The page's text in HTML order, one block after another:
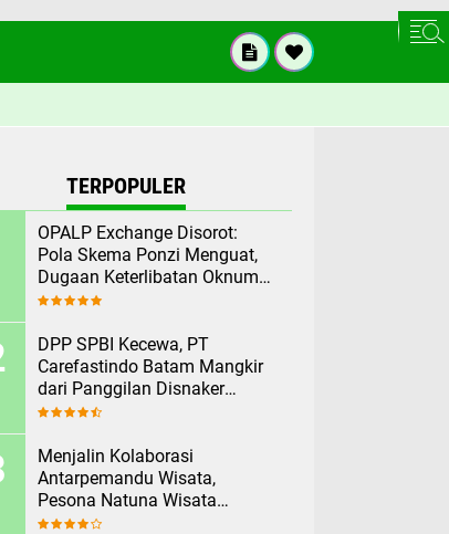
TERPOPULER
OPALP Exchange Disorot:
Pola Skema Ponzi Menguat,
Dugaan Keterlibatan Oknum
ASN melanggar Aturan.
DPP SPBI Kecewa, PT
Carefastindo Batam Mangkir
dari Panggilan Disnaker
Terkait PHK Sepihak
Menjalin Kolaborasi
Antarpemandu Wisata,
Pesona Natuna Wisata
Rekomendasikan Pesona